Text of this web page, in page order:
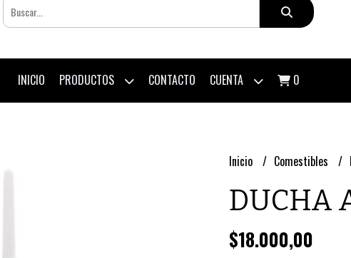
INICIO PRODUCTOS CONTACTO CUENTA 0
Inicio Comestibles
DUCHA
$18.000,00